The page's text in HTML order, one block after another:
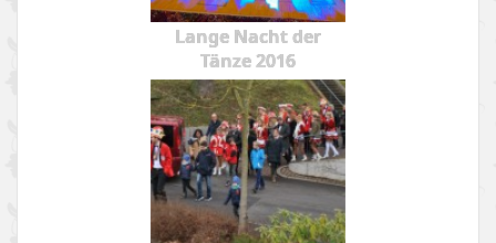
Lange Nacht der
Tänze 2016